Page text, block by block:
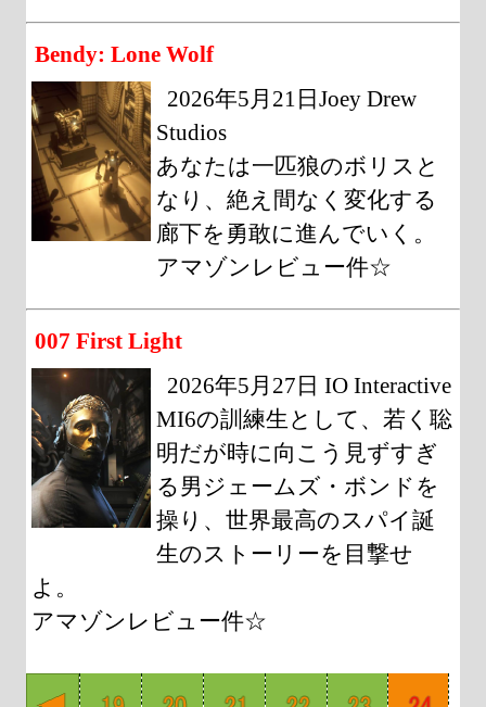
Bendy: Lone Wolf
2026年5月21日Joey Drew
Studios
あなたは一匹狼のボリスと
なり、絶え間なく変化する
廊下を勇敢に進んでいく。
アマゾンレビュー件☆
007 First Light
2026年5月27日 IO Interactive
MI6の訓練生として、若く聡
明だが時に向こう見ずすぎ
る男ジェームズ・ボンドを
操り、世界最高のスパイ誕
生のストーリーを目撃せ
よ。
アマゾンレビュー件☆